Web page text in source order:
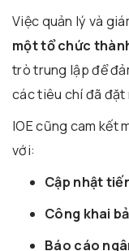
Việc quản lý và
một tổ chức
trò trung lập để
các tiêu chí đã đặt
IOE cũng cam kết
với:
Cập nhật
Công khai
Báo cáo